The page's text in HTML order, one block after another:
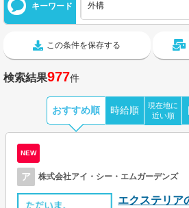
キーワード
この条件を保存する
検索結果977件
おすすめ順 時給順
現在地に
近い順
NEW
ア 株式会社アイ・シー・エムガーデンズ
エクステリア